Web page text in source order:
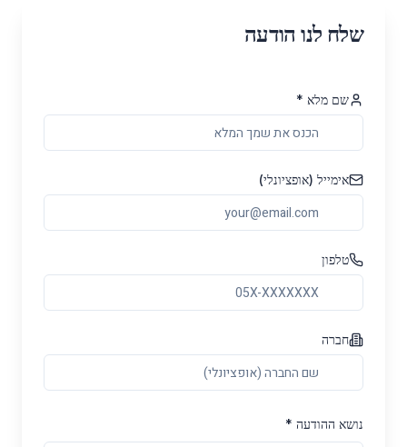
שלח לנו הודעה
טופס יצירת קשר. שדות המסומנים בכוכבית הם שדות חובה.
שם מלא *
אימייל (אופציונלי)
טלפון
חברה
נושא ההודעה *